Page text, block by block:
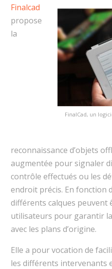
FinalCad, un
Finalcad
propose
la
reconnaissance d’objets
augmentée pour signaler
contrôle effectués ou les
endroit précis. En fonction
différents calques peuvent
utilisateurs pour garantir
avec les plans d’origine.
Elle a pour vocation de
les différents intervenants